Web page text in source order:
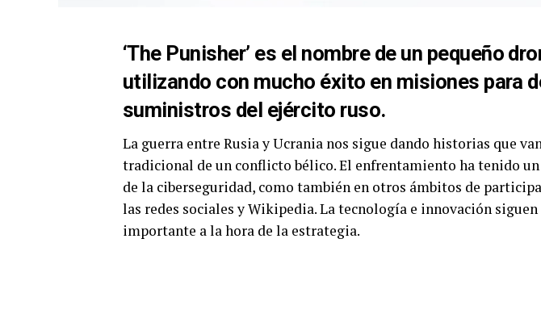
‘The Punisher’ es el nombre de un pequeño
utilizando con mucho éxito en misiones para
suministros del ejército ruso.
La guerra entre Rusia y Ucrania nos sigue dando historias que
tradicional de un conflicto bélico. El enfrentamiento ha tenido
de la ciberseguridad, como también en otros ámbitos de
las redes sociales y Wikipedia. La tecnología e innovación
importante a la hora de la estrategia.